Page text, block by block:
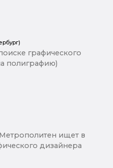
графического
полиграфию)
ищет в
дизайнера